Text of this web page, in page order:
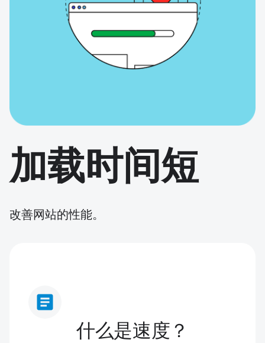
加载时间短
改善网站的性能。
article
什么是速度？